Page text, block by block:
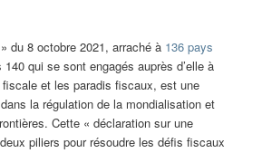
du 8 octobre 2021, arraché à 136 pays
140 qui se sont engagés auprès d’elle à
fiscale et les paradis fiscaux, est une
la régulation de la mondialisation et
Cette « déclaration sur une
piliers pour résoudre les défis fiscaux